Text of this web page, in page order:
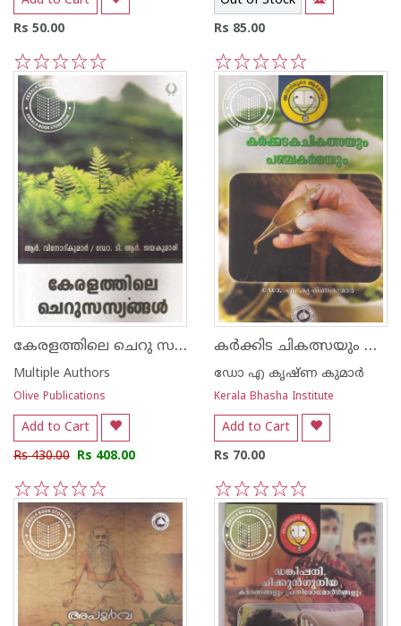
Rs 50.00
3
2
1
Rs 85.00
5
4
3
2
1
കേരളത്തിലെ ചെറു സസ്യങ്ങള്‍
Multiple Authors
Olive Publications
Add to Cart
Rs 430.00 Rs 408.00
5
4
3
2
1
കര്‍ക്കിട ചികത്സയും പഞ്ചകര്‍മയും
ഡോ എ കൃഷ്ണ കുമാര്‍
Kerala Bhasha Institute
Add to Cart
Rs 70.00
5
4
3
2
1